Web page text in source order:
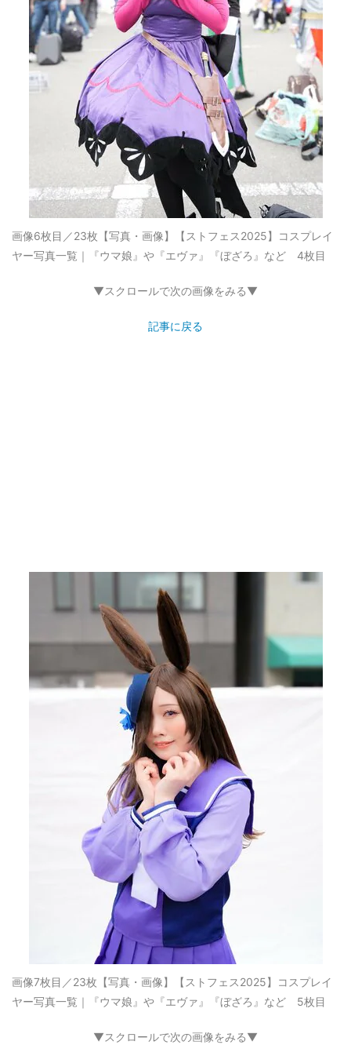
画像6枚目／23枚 【写真・画像】【ストフェス2025】コスプレイ
ヤー写真一覧｜『ウマ娘』や『エヴァ』『ぼざろ』など 4枚目
▼スクロールで次の画像をみる▼
記事に戻る
画像7枚目／23枚 【写真・画像】【ストフェス2025】コスプレイ
ヤー写真一覧｜『ウマ娘』や『エヴァ』『ぼざろ』など 5枚目
▼スクロールで次の画像をみる▼